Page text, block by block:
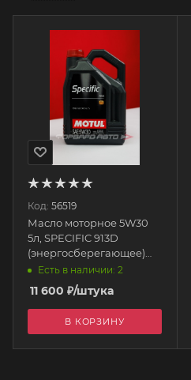
Код: 56519
Масло моторное 5W30
5л, SPECIFIC 913D
(энергосберегающее)
A5/B5 M2C 113205 MOTUL
Есть в наличии: 2
11 600 ₽/штука
В КОРЗИНУ